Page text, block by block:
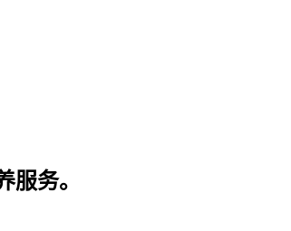
务。